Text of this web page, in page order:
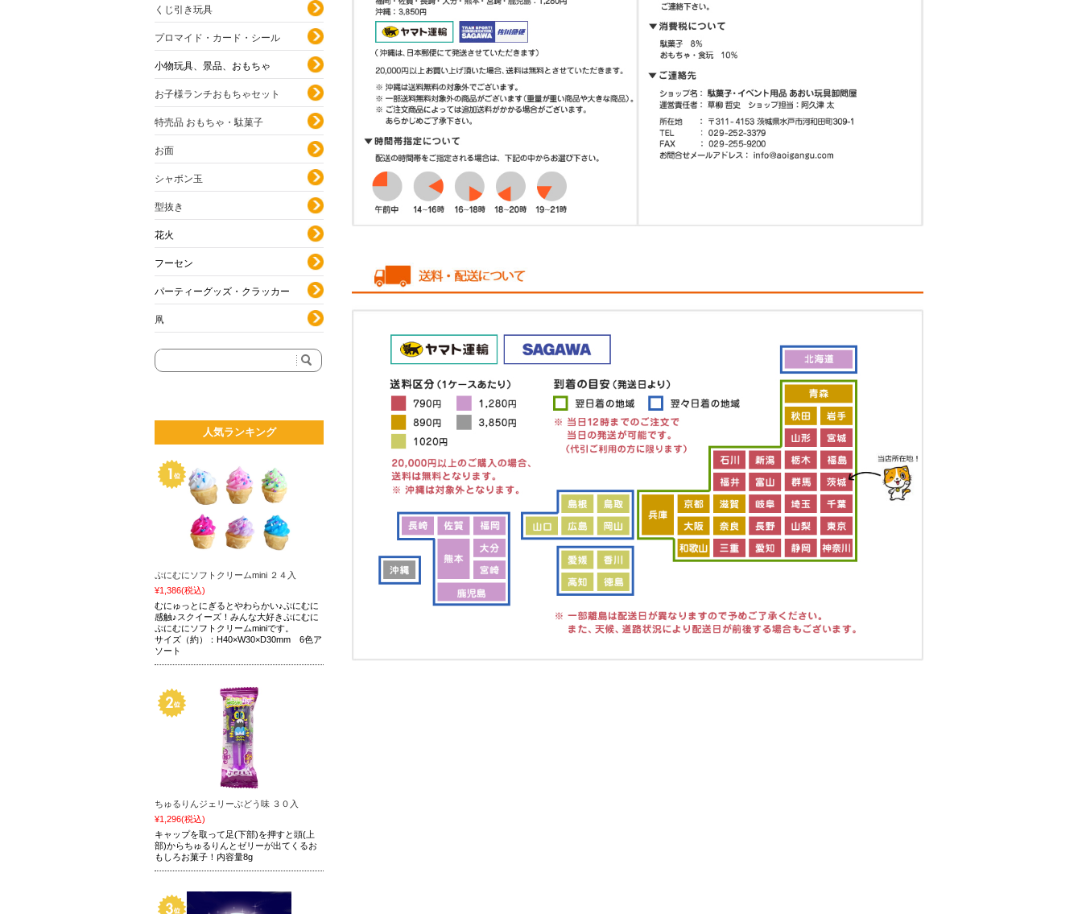
くじ引き玩具
プロマイド・カード・シール
小物玩具、景品、おもちゃ
お子様ランチおもちゃセット
特売品 おもちゃ・駄菓子
お面
シャボン玉
型抜き
花火
フーセン
パーティーグッズ・クラッカー
凧
人気ランキング
ぷにむにソフトクリームmini ２４入
¥1,386(税込)
むにゅっとにぎるとやわらかい♪ぷにむに
感触♪スクイーズ！みんな大好きぷにむに
ぷにむにソフトクリームminiです。
サイズ（約）：H40×W30×D30mm 6色ア
ソート
ちゅるりんジェリーぶどう味 ３０入
¥1,296(税込)
キャップを取って足(下部)を押すと頭(上
部)からちゅるりんとゼリーが出てくるお
もしろお菓子！内容量8g